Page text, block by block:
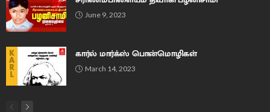
June 9, 2023
கார்ல் மார்க்ஸ் பொன்மொழிகள்
March 14, 2023